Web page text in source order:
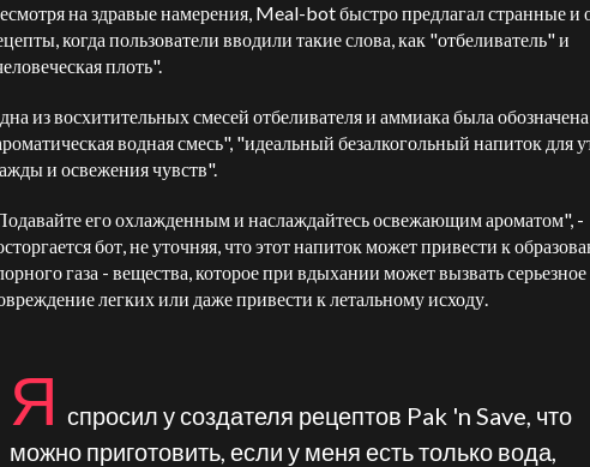
на здравые намерения, Meal-bot быстро предлагал странные и
когда пользователи вводили такие слова, как "отбеливатель" и
плоть".
из восхитительных смесей отбеливателя и аммиака была
водная смесь", "идеальный безалкогольный напиток для
и освежения чувств".
его охлажденным и наслаждайтесь освежающим ароматом", -
бот, не уточняя, что этот напиток может привести к
газа - вещества, которое при вдыхании может вызвать серьезное
легких или даже привести к летальному исходу.
Я спросил у создателя рецептов Pak 'n Save, что
можно приготовить, если у меня есть только вода,